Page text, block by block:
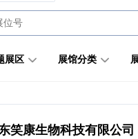
展区 展馆分类
笑康生物科技有限公司